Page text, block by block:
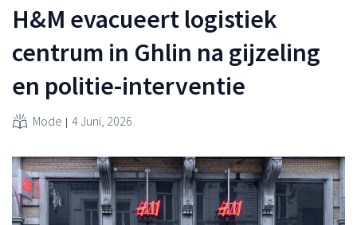
H&M evacueert logistiek
centrum in Ghlin na gijzeling
en politie-interventie
Mode 4 Juni, 2026